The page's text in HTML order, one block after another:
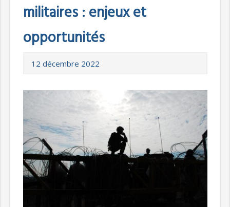
militaires : enjeux et
opportunités
12 décembre 2022